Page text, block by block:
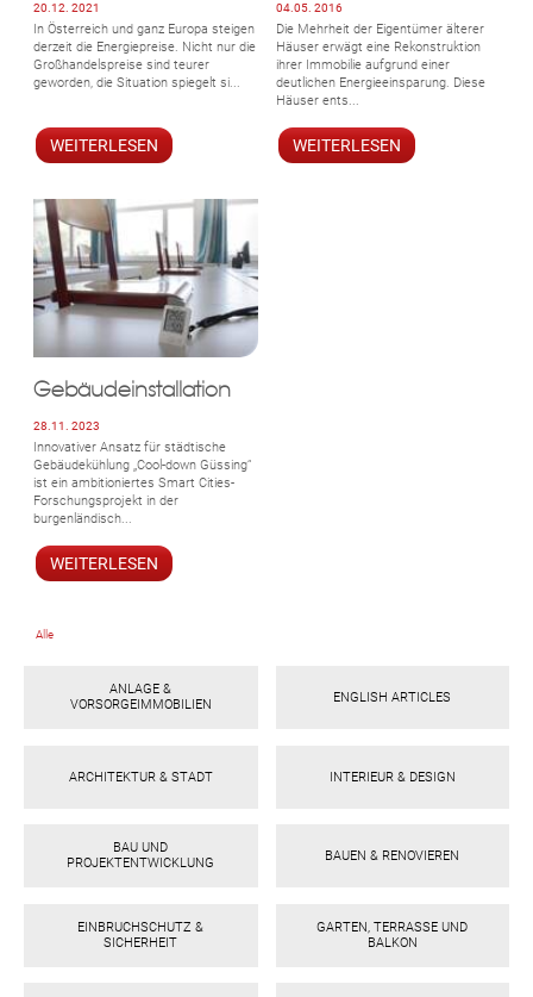
20.12. 2021
In Österreich und ganz Europa steigen
derzeit die Energiepreise. Nicht nur die
Großhandelspreise sind teurer
geworden, die Situation spiegelt si...
WEITERLESEN
04.05. 2016
Die Mehrheit der Eigentümer älterer
Häuser erwägt eine Rekonstruktion
ihrer Immobilie aufgrund einer
deutlichen Energieeinsparung. Diese
Häuser ents...
WEITERLESEN
Gebäudeinstallation
28.11. 2023
Innovativer Ansatz für städtische
Gebäudekühlung „Cool-down Güssing“
ist ein ambitioniertes Smart Cities-
Forschungsprojekt in der
burgenländisch...
WEITERLESEN
Alle
ANLAGE &
VORSORGEIMMOBILIEN
ENGLISH ARTICLES
ARCHITEKTUR & STADT INTERIEUR & DESIGN
BAU UND
PROJEKTENTWICKLUNG
BAUEN & RENOVIEREN
EINBRUCHSCHUTZ &
SICHERHEIT
GARTEN, TERRASSE UND
BALKON